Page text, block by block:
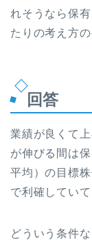
れそうなら保
たりの考え方
回答
業績が良くて
が伸びる間は
平均）の目標
で利確してい
どういう条件